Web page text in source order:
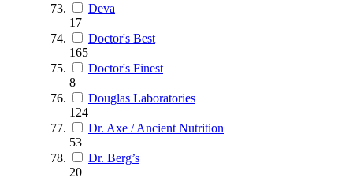
Deva
17
Doctor's Best
165
Doctor's Finest
8
Douglas Laboratories
124
Dr. Axe / Ancient Nutrition
53
Dr. Berg’s
20